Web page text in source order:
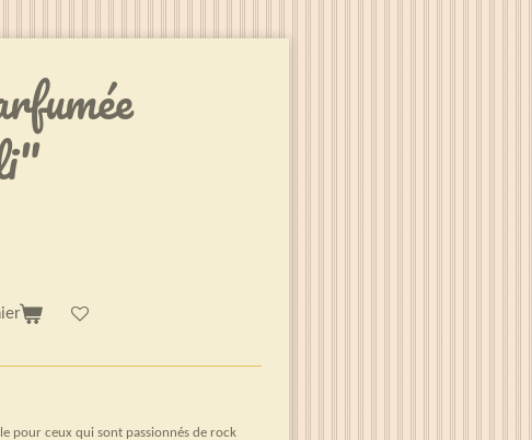
pour ceux qui sont passionnés de rock